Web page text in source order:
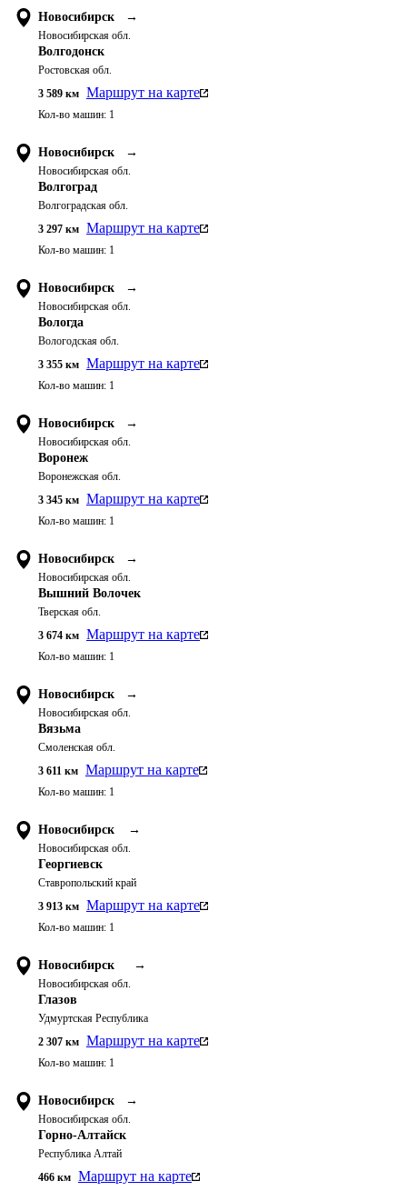
Новосибирск →
Новосибирская обл.
Волгодонск
Ростовская обл.
3 589 км Маршрут на карте
Кол-во машин: 1
Новосибирск →
Новосибирская обл.
Волгоград
Волгоградская обл.
3 297 км Маршрут на карте
Кол-во машин: 1
Новосибирск →
Новосибирская обл.
Вологда
Вологодская обл.
3 355 км Маршрут на карте
Кол-во машин: 1
Новосибирск →
Новосибирская обл.
Воронеж
Воронежская обл.
3 345 км Маршрут на карте
Кол-во машин: 1
Новосибирск →
Новосибирская обл.
Вышний Волочек
Тверская обл.
3 674 км Маршрут на карте
Кол-во машин: 1
Новосибирск →
Новосибирская обл.
Вязьма
Смоленская обл.
3 611 км Маршрут на карте
Кол-во машин: 1
Новосибирск →
Новосибирская обл.
Георгиевск
Ставропольский край
3 913 км Маршрут на карте
Кол-во машин: 1
Новосибирск →
Новосибирская обл.
Глазов
Удмуртская Республика
2 307 км Маршрут на карте
Кол-во машин: 1
Новосибирск →
Новосибирская обл.
Горно-Алтайск
Республика Алтай
466 км Маршрут на карте